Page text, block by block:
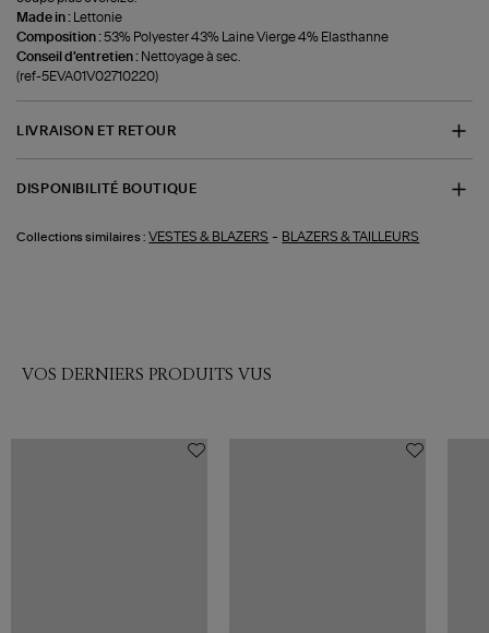
Made in :
Lettonie
Composition :53% Polyester 43% Laine Vierge 4% Elasthanne
Conseil d'entretien : Nettoyage à sec.
(ref-5EVA01V02710220)
LIVRAISON ET RETOUR
DISPONIBILITÉ BOUTIQUE
Collections similaires : VESTES & BLAZERS - BLAZERS & TAILLEURS
VOS DERNIERS PRODUITS VUS